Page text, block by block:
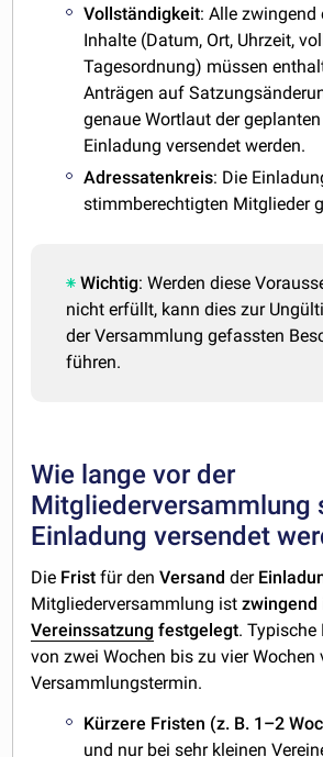
Vollständigkeit: Alle zwingend
Inhalte (Datum, Ort, Uhrzeit,
Tagesordnung) müssen
Anträgen auf
genaue Wortlaut der
Einladung versendet werden.
Adressatenkreis: Die
stimmberechtigten Mitglieder
Wichtig: Werden diese
nicht erfüllt, kann dies zur
der Versammlung gefassten
führen.
Wie lange vor der
Mitgliederversammlung
Einladung versendet
Die Frist für denVersand der
Mitgliederversammlung istzwingend
Vereinssatzung festgelegt. Typische
von zwei Wochen bis zu vier Wochen
Versammlungstermin.
Kürzere Fristen (z. B. 1–2
und nur bei sehr kleinen